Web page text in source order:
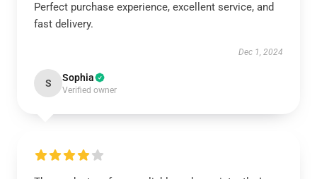
Perfect purchase experience, excellent service, and
fast delivery.
Dec 1, 2024
S Sophia
Verified owner